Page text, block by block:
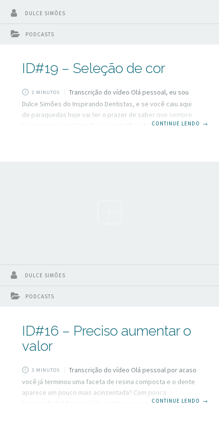
PODCASTS
DULCE SIMÕES
ID#19 – Seleção de cor
2 MINUTOS
Transcrição do vídeo Olá pessoal, eu sou
Dulce Simões do Inspirando Dentistas, e se você caiu aqui
de paraquedas hoje vai ter o prazer de saber que sempre
levamos em consideração as sugestões dos nossosCONTINUE LENDO →
PODCASTS
DULCE SIMÕES
ID#16 – Preciso aumentar o
valor
3 MINUTOS
Transcrição do vídeo Olá pessoal por acaso
você já terminou uma faceta de resina composta e o dente
aparece um pouco mais acinzentada? Com pouca
luminosidade? Se isso já te aconteceu e você quer saber
CONTINUE LENDO →